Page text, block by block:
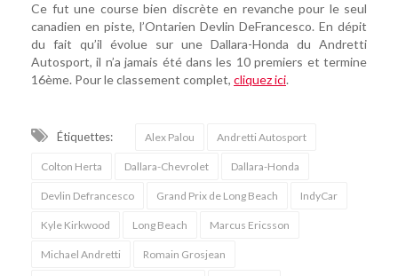
Ce fut une course bien discrète en revanche pour le seul
canadien en piste, l’Ontarien Devlin DeFrancesco. En dépit
du fait qu’il évolue sur une Dallara-Honda du Andretti
Autosport, il n’a jamais été dans les 10 premiers et termine
16ème. Pour le classement complet, cliquez ici.
Étiquettes: Alex Palou Andretti Autosport
Colton Herta Dallara-Chevrolet Dallara-Honda
Devlin Defrancesco Grand Prix de Long Beach IndyCar
Kyle Kirkwood Long Beach Marcus Ericsson
Michael Andretti Romain Grosjean